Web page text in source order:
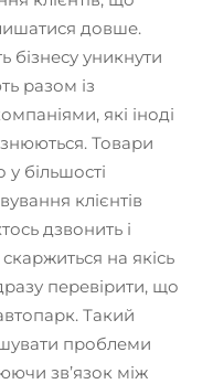
довше.
бізнесу уникнути
разом із
які іноді
Товари
більшості
клієнтів
дзвонить і
на якісь
перевірити, що
Такий
проблеми
зв’язок між